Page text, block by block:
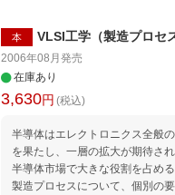
本 VLSI工学（製造プロセ
2006年08月 発売
在庫あり
3,630円 (税込)
半導体はエレクトロニクス全般
を果たし、一層の拡大が期待され
半導体市場で大きな役割を占め
製造プロセスについて、個別の